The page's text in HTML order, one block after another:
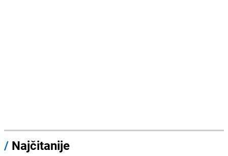
/ Najčitanije